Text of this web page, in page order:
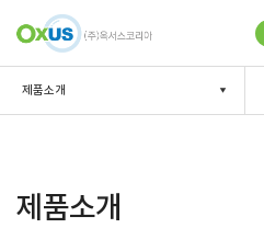
제품소개
제품소개